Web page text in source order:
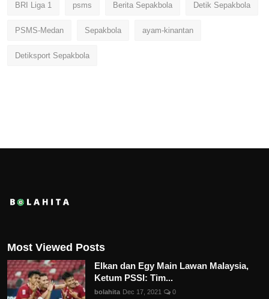
BRI Liga 1 psms Berita Sepakbola Detik Sepakbola
PSMS-Medan Sepakbola ayam-kinantan
Detiksport Sepakbola
Most Viewed Posts
Elkan dan Egy Main Lawan Malaysia,
Ketum PSSI: Tim...
bolahita Dec 17, 2021 0